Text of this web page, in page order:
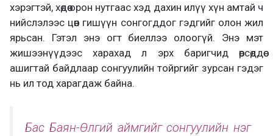
хэрэгтэй, хөдөө орон нутгаас хэд дахин илүү хүн амтай ч
нийслэлээс цөөн гишүүн сонгогддог гэдгийг олон жил
ярьсан. Гэтэл энэ огт биеллээ олоогүй. Энэ мэт
жишээнүүдээс харахад л эрх баригчид өөрсөддөө
ашигтай байдлаар сонгуулийн тойргийг зурсан гэдэг
нь ил тод харагдаж байна.
Бас Баян-Өлгий аймгийг сонгуулийн нэг